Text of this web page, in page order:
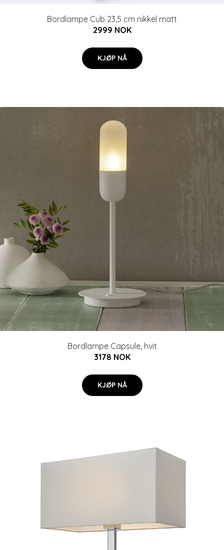
Bordlampe Cub 23,5 cm nikkel matt
2999 NOK
KJØP NÅ
Bordlampe Capsule, hvit
3178 NOK
KJØP NÅ